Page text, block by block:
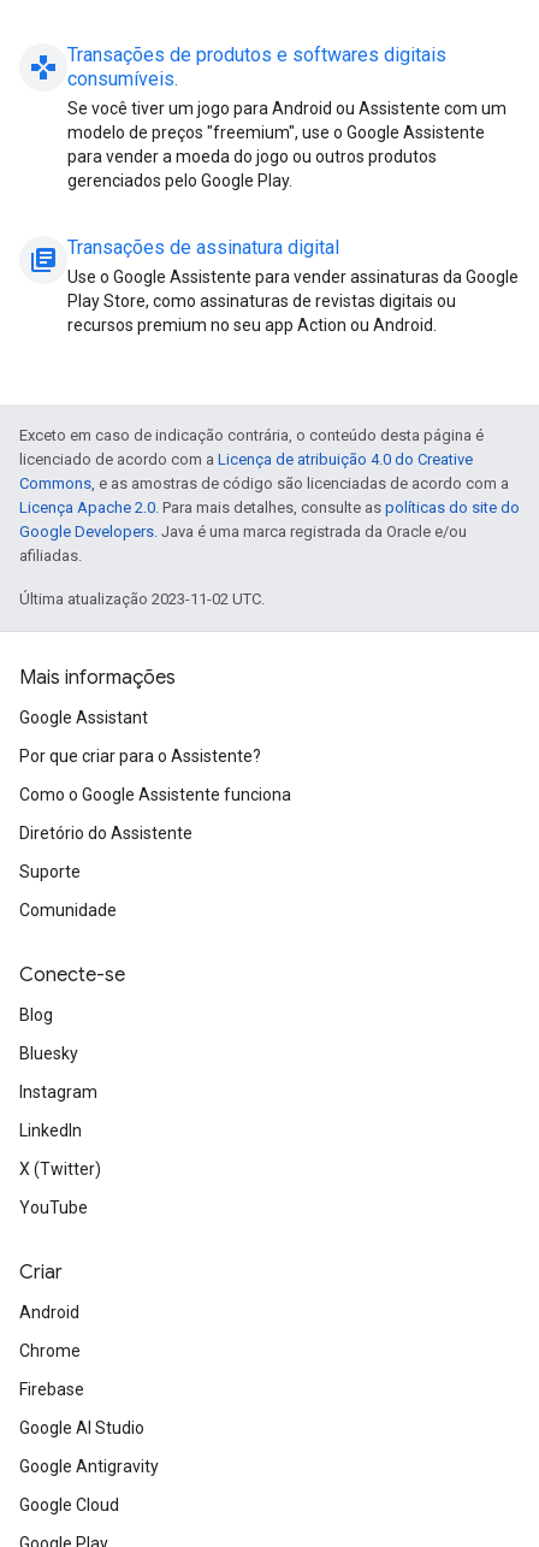
gamepad Transações de produtos e softwares digitais
consumíveis.
Se você tiver um jogo para Android ou Assistente com um
modelo de preços "freemium", use o Google Assistente
para vender a moeda do jogo ou outros produtos
gerenciados pelo Google Play.
library_books Transações de assinatura digital
Use o Google Assistente para vender assinaturas da Google
Play Store, como assinaturas de revistas digitais ou
recursos premium no seu app Action ou Android.
Exceto em caso de indicação contrária, o conteúdo desta página é
licenciado de acordo com a Licença de atribuição 4.0 do Creative
Commons, e as amostras de código são licenciadas de acordo com a
Licença Apache 2.0. Para mais detalhes, consulte as políticas do site do
Google Developers. Java é uma marca registrada da Oracle e/ou
afiliadas.
Última atualização 2023-11-02 UTC.
Mais informações
Google Assistant
Por que criar para o Assistente?
Como o Google Assistente funciona
Diretório do Assistente
Suporte
Comunidade
Conecte-se
Blog
Bluesky
Instagram
LinkedIn
X (Twitter)
YouTube
Criar
Android
Chrome
Firebase
Google AI Studio
Google Antigravity
Google Cloud